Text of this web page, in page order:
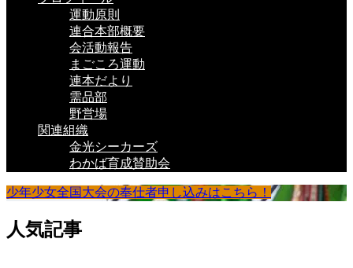
運動原則
連合本部概要
会活動報告
まごころ運動
連本だより
需品部
野営場
関連組織
金光シーカーズ
わかば育成賛助会
少年少女全国大会の奉仕者申し込みはこちら！
人気記事